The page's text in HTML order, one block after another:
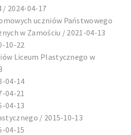
/ 2024-04-17
uczniów Państwowego
w Zamościu / 2021-04-13
10-22
Liceum Plastycznego w
04-14
04-21
04-13
/ 2015-10-13
04-15